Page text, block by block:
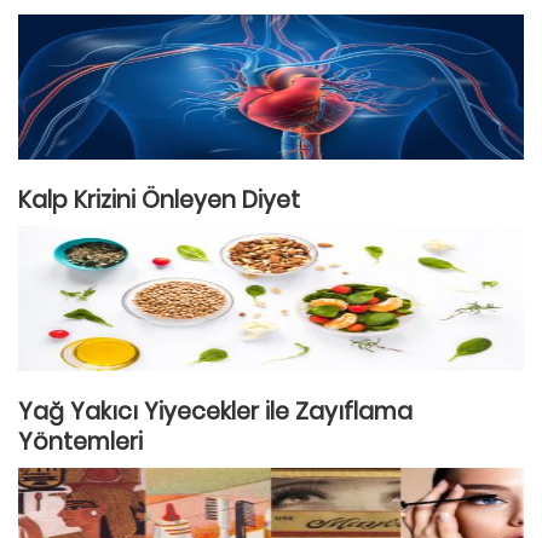
Kalp Krizini Önleyen Diyet
Yağ Yakıcı Yiyecekler ile Zayıflama
Yöntemleri